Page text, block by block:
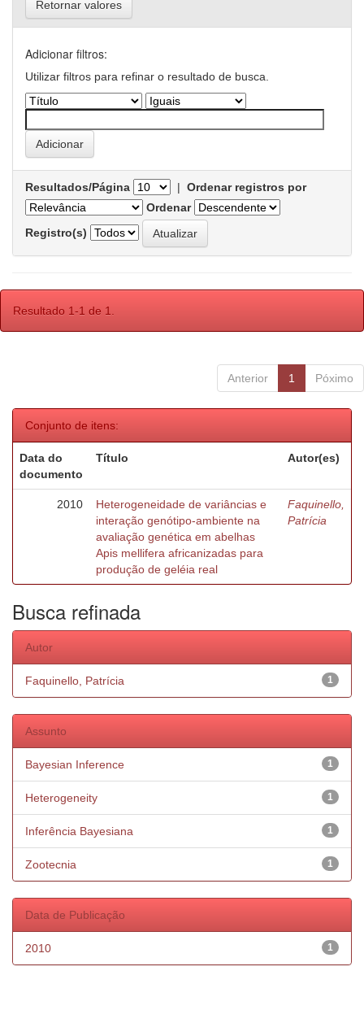
Retornar valores
Adicionar filtros:
Utilizar filtros para refinar o resultado de busca.
Resultados/Página | Ordenar registros por
Ordenar
Registro(s)
Resultado 1-1 de 1.
Anterior 1 Póximo
Conjunto de itens:
Data do
documento
Título Autor(es)
2010
Heterogeneidade de variâncias e
interação genótipo-ambiente na
avaliação genética em abelhas
Apis mellifera africanizadas para
produção de geléia real
Faquinello,
Patrícia
Busca refinada
Autor
1
Faquinello, Patrícia
Assunto
1
Bayesian Inference
1
Heterogeneity
1
Inferência Bayesiana
1
Zootecnia
Data de Publicação
1
2010